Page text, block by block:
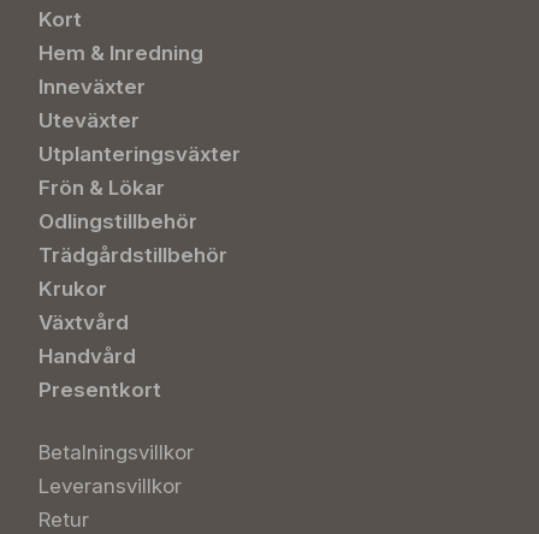
Kort
Hem & Inredning
Inneväxter
Uteväxter
Utplanteringsväxter
Frön & Lökar
Odlingstillbehör
Trädgårdstillbehör
Krukor
Växtvård
Handvård
Presentkort
Betalningsvillkor
Leveransvillkor
Retur